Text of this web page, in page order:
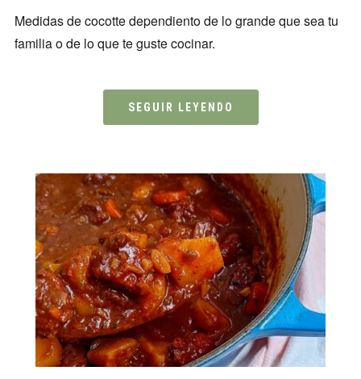
Medidas de cocotte dependiento de lo grande que sea tu
familia o de lo que te guste cocinar.
SEGUIR LEYENDO